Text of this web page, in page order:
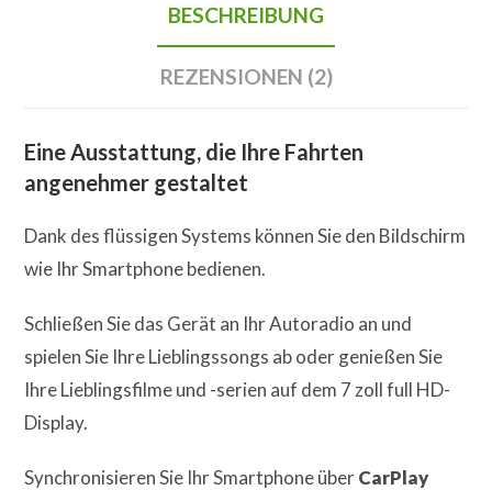
BESCHREIBUNG
REZENSIONEN (2)
Eine Ausstattung, die Ihre Fahrten
angenehmer gestaltet
Dank des flüssigen Systems können Sie den Bildschirm
wie Ihr Smartphone bedienen.
Schließen Sie das Gerät an Ihr Autoradio an und
spielen Sie Ihre Lieblingssongs ab oder genießen Sie
Ihre Lieblingsfilme und -serien auf dem 7 zoll full HD-
Display.
Synchronisieren Sie Ihr Smartphone überCarPlay